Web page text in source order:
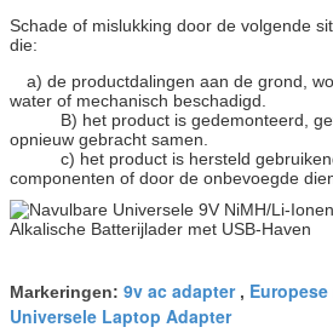
Schade of mislukking door de volgende
die:
a) de productdalingen aan de grond,
water of mechanisch beschadigd.
B) het product is gedemonteerd,
opnieuw gebracht samen.
c) het product is hersteld
componenten of door de onbevoegde
Markeringen: 9v ac adapter,
Universele Laptop Adapter